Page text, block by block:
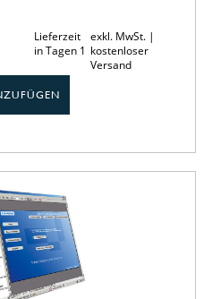
Lieferzeit
in Tagen 1
exkl. MwSt. |
kostenloser
Versand